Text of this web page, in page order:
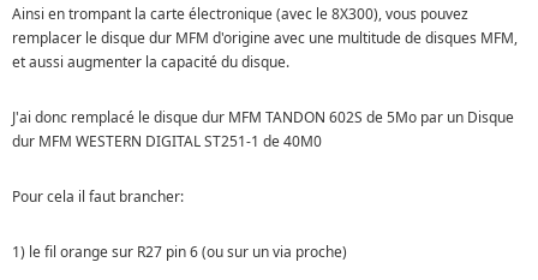
Ainsi en trompant la carte électronique (avec le 8X300), vous pouvez
remplacer le disque dur MFM d'origine avec une multitude de disques MFM,
et aussi augmenter la capacité du disque.
J'ai donc remplacé le disque dur MFM TANDON 602S de 5Mo par un Disque
dur MFM WESTERN DIGITAL ST251-1 de 40M0
Pour cela il faut brancher:
1) le fil orange sur R27 pin 6 (ou sur un via proche)